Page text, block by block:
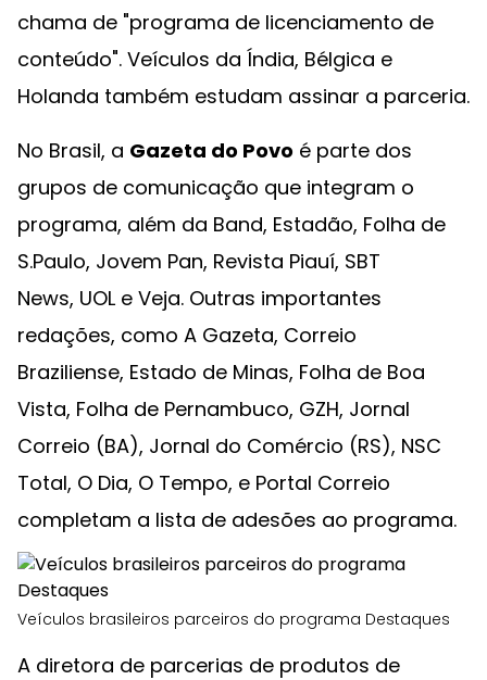
chama de "programa de licenciamento de
conteúdo". Veículos da Índia, Bélgica e
Holanda também estudam assinar a parceria.
No Brasil, a Gazeta do Povo é parte dos
grupos de comunicação que integram o
programa, além da Band, Estadão, Folha de
S.Paulo, Jovem Pan, Revista Piauí, SBT
News, UOL e Veja. Outras importantes
redações, como A Gazeta, Correio
Braziliense, Estado de Minas, Folha de Boa
Vista, Folha de Pernambuco, GZH, Jornal
Correio (BA), Jornal do Comércio (RS), NSC
Total, O Dia, O Tempo, e Portal Correio
completam a lista de adesões ao programa.
Veículos brasileiros parceiros do programa Destaques
A diretora de parcerias de produtos de